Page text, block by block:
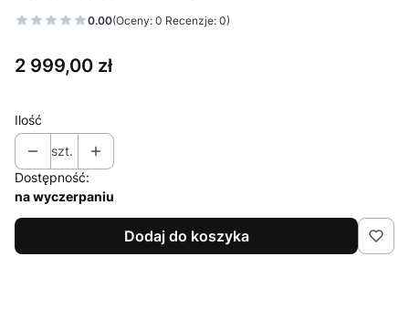
0.00(Oceny: 0 Recenzje: 0)
Cena
2 999,00 zł
Ilość
szt.
Dostępność:
na wyczerpaniu
Dodaj do koszyka